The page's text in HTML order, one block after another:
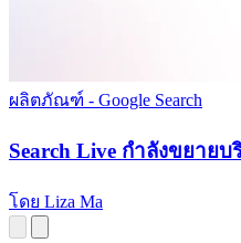
ผลิตภัณฑ์ - Google Search
Search Live กำลังขยายบ
โดย Liza Ma